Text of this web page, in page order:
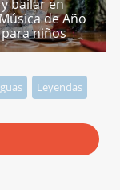
bailar en
de Año
niños
Leyendas